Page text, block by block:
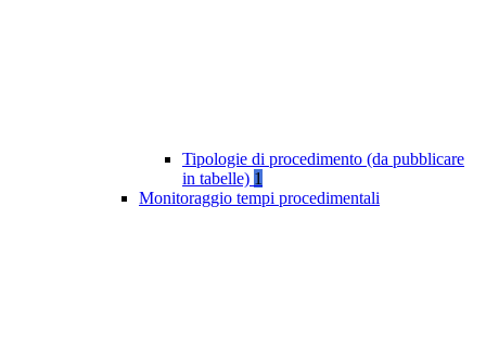
Tipologie di procedimento (da pubblicare
in tabelle) 1
Monitoraggio tempi procedimentali